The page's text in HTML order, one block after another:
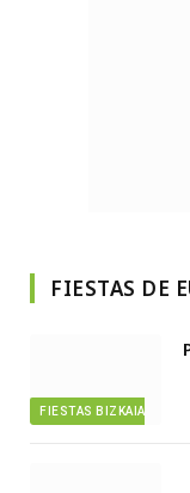
FIESTAS DE
FIESTAS BIZKAIA